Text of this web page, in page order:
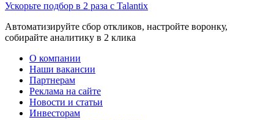
Ускорьте подбор в 2 раза с Talantix
Автоматизируйте сбор откликов, настройте воронку,
собирайте аналитику в 2 клика
О компании
Наши вакансии
Партнерам
Реклама на сайте
Новости и статьи
Инвесторам